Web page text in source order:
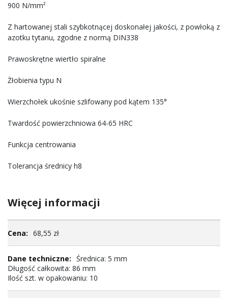
900 N/mm²
Z hartowanej stali szybkotnącej doskonałej jakości, z powłoką z
azotku tytanu, zgodne z normą DIN338
Prawoskrętne wiertło spiralne
Żłobienia typu N
Wierzchołek ukośnie szlifowany pod kątem 135°
Twardość powierzchniowa 64-65 HRC
Funkcja centrowania
Tolerancja średnicy h8
Więcej informacji
informacji68,55 zł
Średnica: 5 mm
Długość całkowita: 86 mm
Ilość szt. w opakowaniu: 10